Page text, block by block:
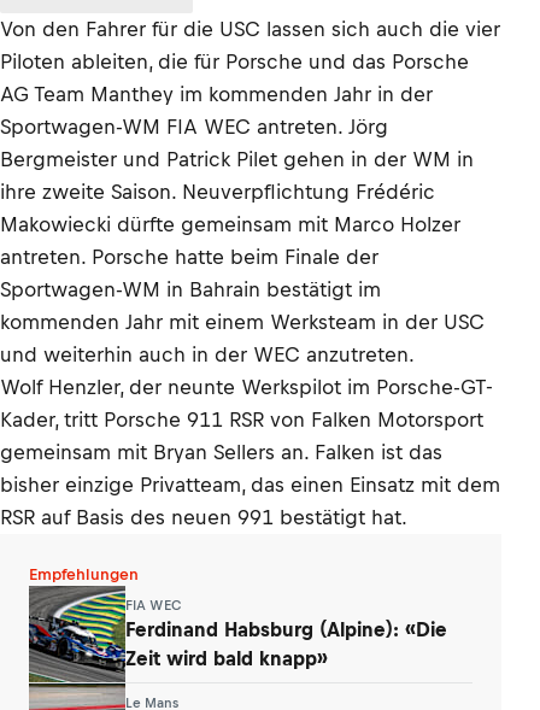
Von den Fahrer für die USC lassen sich auch die vier
Piloten ableiten, die für Porsche und das Porsche
AG Team Manthey im kommenden Jahr in der
Sportwagen-WM FIA WEC antreten. Jörg
Bergmeister und Patrick Pilet gehen in der WM in
ihre zweite Saison. Neuverpflichtung Frédéric
Makowiecki dürfte gemeinsam mit Marco Holzer
antreten. Porsche hatte beim Finale der
Sportwagen-WM in Bahrain bestätigt im
kommenden Jahr mit einem Werksteam in der USC
und weiterhin auch in der WEC anzutreten.
Wolf Henzler, der neunte Werkspilot im Porsche-GT-
Kader, tritt Porsche 911 RSR von Falken Motorsport
gemeinsam mit Bryan Sellers an. Falken ist das
bisher einzige Privatteam, das einen Einsatz mit dem
RSR auf Basis des neuen 991 bestätigt hat.
Empfehlungen
FIA WEC
Ferdinand Habsburg (Alpine): «Die
Zeit wird bald knapp»
Le Mans